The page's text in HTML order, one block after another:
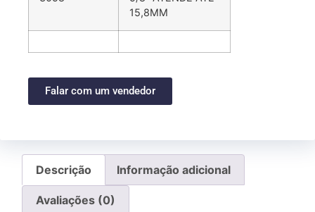
15,8MM
Falar com um vendedor
Descrição Informação adicional
Avaliações (0)